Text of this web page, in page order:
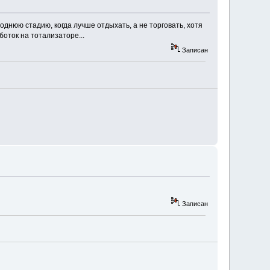
стадию, когда лучше отдыхать, а не торговать, хотя
на тотализаторе...
Записан
Записан